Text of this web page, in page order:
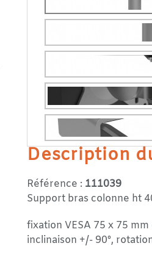
Description
Référence : 111039
Support bras colonne ht
fixation VESA 75 x 75
inclinaison +/- 90°,